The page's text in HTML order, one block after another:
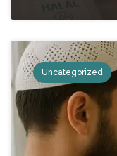
Uncategorized